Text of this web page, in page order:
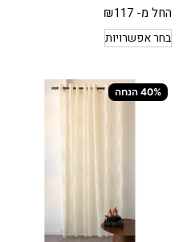
החל מ- ₪117
בחר אפשרויות
40% הנחה